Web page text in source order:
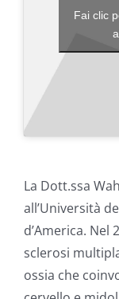
Fai clic
La Dott.ssa
all’Università
d’America. Nel
sclerosi
ossia che